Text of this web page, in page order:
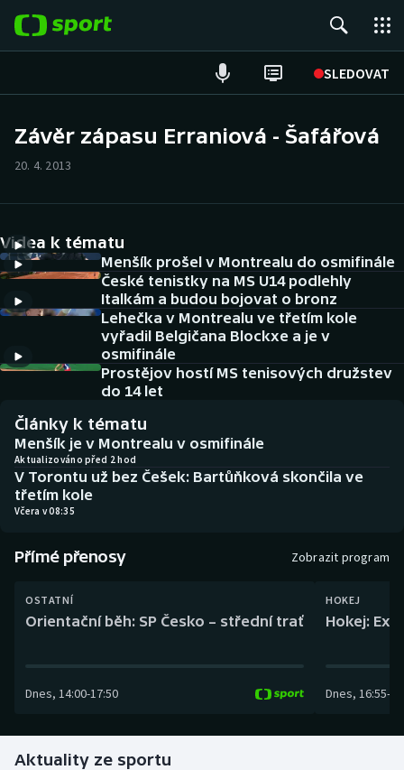
SLEDOVAT
Hokej
Tenis
Atletika
DALŠÍ SPORTY
Americký fotbal
Baseball a softbal
Basketbal
Biatlon
Boby a skeleton
Futsal
NEPŘEHLÉDNĚTE
Soutěže
Historické návraty
Aplikace ČT sport
AZ kvíz
Závěr zápasu Erraniová - Šafářová
20. 4. 2013
Videa k tématu
Menšík prošel v Montrealu do osmifinále
České tenistky na MS U14 podlehly
Italkám a budou bojovat o bronz
Lehečka v Montrealu ve třetím kole
vyřadil Belgičana Blockxe a je v
osmifinále
Prostějov hostí MS tenisových družstev
do 14 let
Články k tématu
Menšík je v Montrealu v osmifinále
Aktualizováno před 2 hod
V Torontu už bez Češek: Bartůňková skončila ve
třetím kole
Včera v 08:35
Přímé přenosy Zobrazit program
OSTATNÍ
Orientační běh: SP Česko – střední trať
Dnes, 14:00-17:50
HOKEJ
Hokej:
Dnes, 16:55-
Aktuality ze sportu